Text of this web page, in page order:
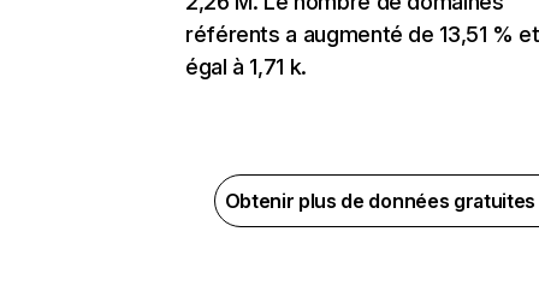
référents a augmenté de 13,51 %
égal à 1,71 k.
Obtenir plus de données